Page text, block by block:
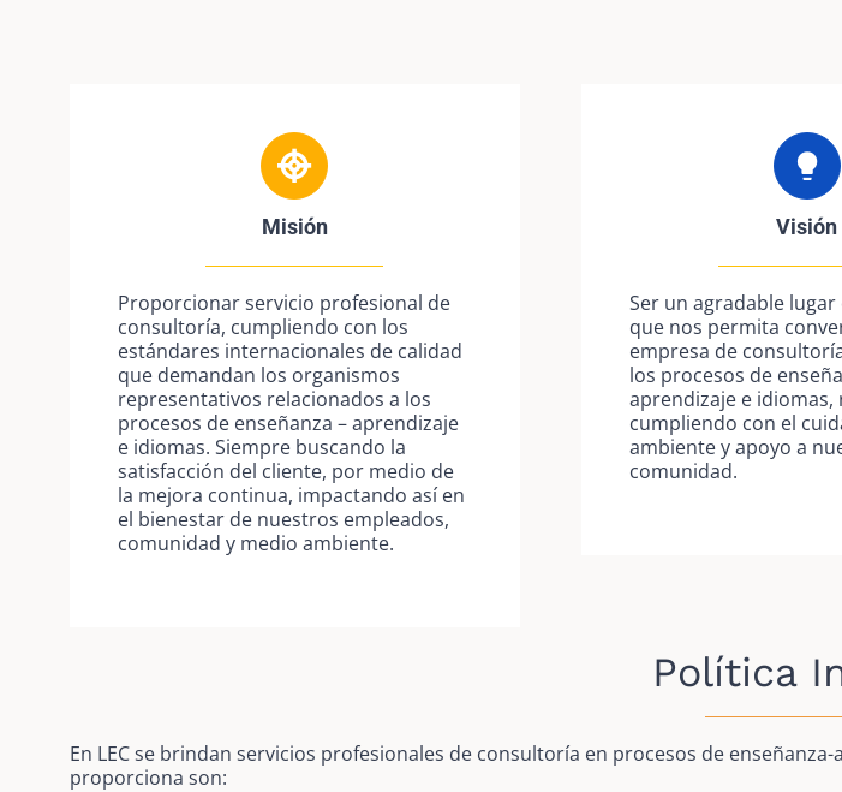
Misión
Proporcionar servicio profesional de
consultoría, cumpliendo con los
estándares internacionales de calidad
que demandan los organismos
representativos relacionados a los
procesos de enseñanza – aprendizaje
e idiomas. Siempre buscando la
satisfacción del cliente, por medio de
la mejora continua, impactando así en
el bienestar de nuestros empleados,
comunidad y medio ambiente.
Visión
Ser un agradable
que nos permita
empresa de
los procesos de
aprendizaje e idiomas,
cumpliendo con el
ambiente y apoyo a
comunidad.
Política
En LEC se brindan servicios profesionales de consultoría en procesos de
proporciona son: